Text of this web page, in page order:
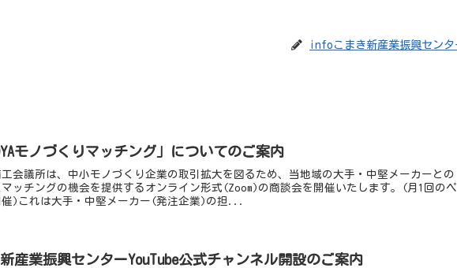
infoこまき新産業振興センタ
モノづくりマッチング」についてのご案内
会議所は、中小モノづくり企業の取引拡大を図るため、当地域の大手・中堅メーカーとの
マッチングの機会を提供するオンライン形式(Zoom)の商談会を開催いたします。(月1回のペ
催)これは大手・中堅メーカー(発注企業)の担...
産業振興センターYouTube公式チャンネル開設のご案内